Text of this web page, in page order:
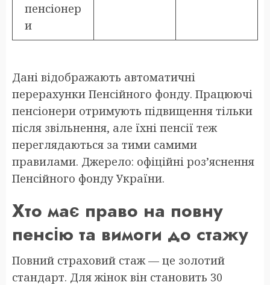
пенсіонер
и
Дані відображають автоматичні
перерахунки Пенсійного фонду. Працюючі
пенсіонери отримують підвищення тільки
після звільнення, але їхні пенсії теж
переглядаються за тими самими
правилами. Джерело: офіційні роз’яснення
Пенсійного фонду України.
Хто має право на повну
пенсію та вимоги до стажу
Повний страховий стаж — це золотий
стандарт. Для жінок він становить 30